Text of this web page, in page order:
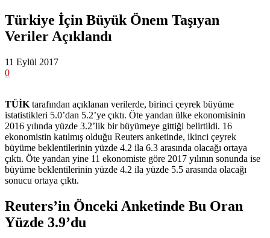
Türkiye İçin Büyük Önem Taşıyan
Veriler Açıklandı
11 Eylül 2017
0
TÜİK tarafından açıklanan verilerde, birinci çeyrek büyüme
istatistikleri 5.0’dan 5.2’ye çıktı. Öte yandan ülke ekonomisinin
2016 yılında yüzde 3.2’lik bir büyümeye gittiği belirtildi. 16
ekonomistin katılmış olduğu Reuters anketinde, ikinci çeyrek
büyüme beklentilerinin yüzde 4.2 ila 6.3 arasında olacağı ortaya
çıktı. Öte yandan yine 11 ekonomiste göre 2017 yılının sonunda ise
büyüme beklentilerinin yüzde 4.2 ila yüzde 5.5 arasında olacağı
sonucu ortaya çıktı.
Reuters’in Önceki Anketinde Bu Oran
Yüzde 3.9’du